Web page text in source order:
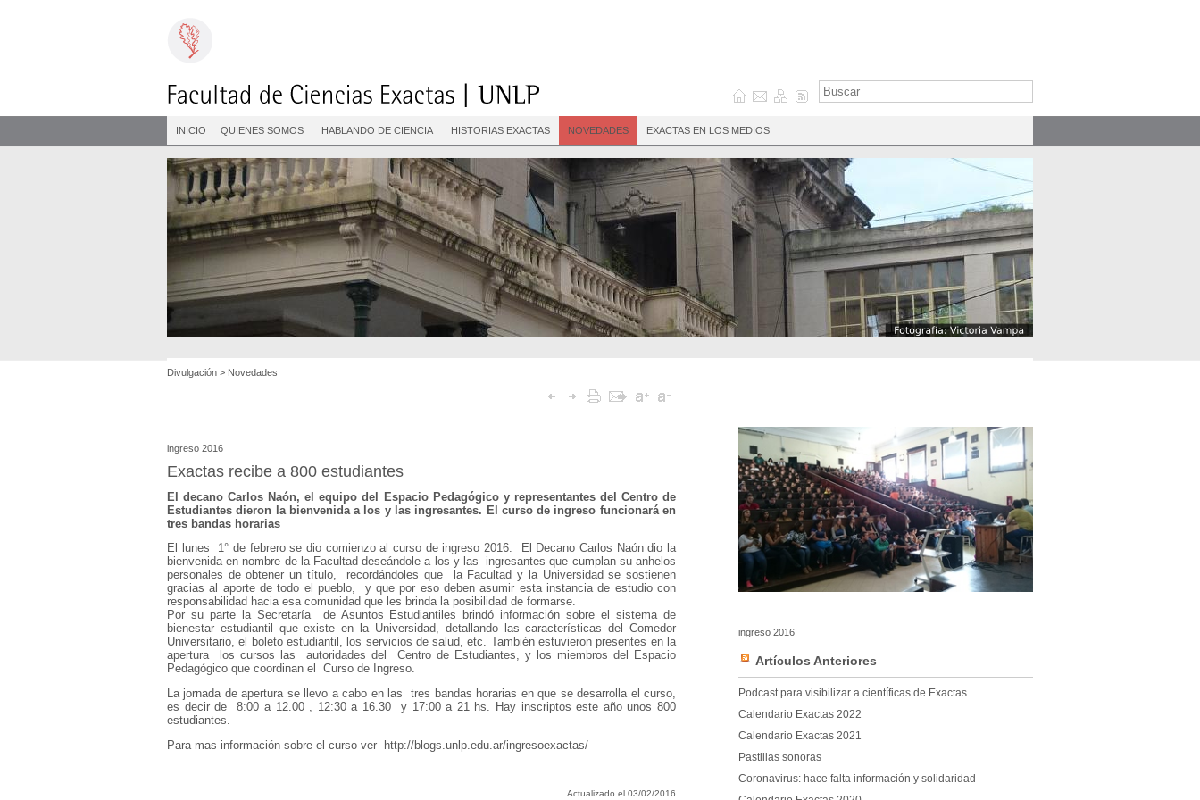
INICIO QUIENES SOMOS HABLANDO DE CIENCIA HISTORIAS EXACTAS NOVEDADES EXACTAS EN LOS MEDIOS
Divulgación > Novedades
ingreso 2016
Exactas recibe a 800 estudiantes
El decano Carlos Naón, el equipo del Espacio Pedagógico y representantes del Centro de
Estudiantes dieron la bienvenida a los y las ingresantes. El curso de ingreso funcionará en
tres bandas horarias
El lunes 1° de febrero se dio comienzo al curso de ingreso 2016. El Decano Carlos Naón dio la
bienvenida en nombre de la Facultad deseándole a los y las ingresantes que cumplan su anhelos
personales de obtener un título, recordándoles que la Facultad y la Universidad se sostienen
gracias al aporte de todo el pueblo, y que por eso deben asumir esta instancia de estudio con
responsabilidad hacia esa comunidad que les brinda la posibilidad de formarse.
Por su parte la Secretaría de Asuntos Estudiantiles brindó información sobre el sistema de
bienestar estudiantil que existe en la Universidad, detallando las características del Comedor
Universitario, el boleto estudiantil, los servicios de salud, etc. También estuvieron presentes en la
apertura los cursos las autoridades del Centro de Estudiantes, y los miembros del Espacio
Pedagógico que coordinan el Curso de Ingreso.
La jornada de apertura se llevo a cabo en las tres bandas horarias en que se desarrolla el curso,
es decir de 8:00 a 12.00 , 12:30 a 16.30 y 17:00 a 21 hs. Hay inscriptos este año unos 800
estudiantes.
Para mas información sobre el curso ver http://blogs.unlp.edu.ar/ingresoexactas/
Actualizado el 03/02/2016
ingreso 2016
Artículos Anteriores
Podcast para visibilizar a científicas de Exactas
Calendario Exactas 2022
Calendario Exactas 2021
Pastillas sonoras
Coronavirus: hace falta información y solidaridad